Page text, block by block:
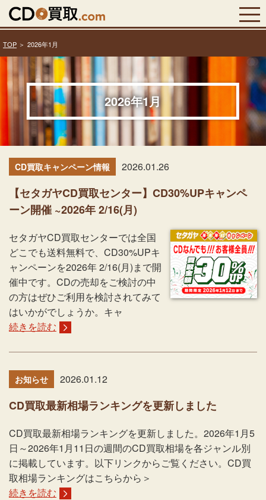
TOP 2026年1月
2026年1月
CD買取キャンペーン情報 2026.01.26
【セタガヤCD買取センター】CD30%UPキャンペ
ーン開催 ~2026年 2/16(月)
セタガヤCD買取センターでは全国
どこでも送料無料で、CD30%UPキ
ャンペーンを2026年 2/16(月)まで開
催中です。CDの売却をご検討の中
の方はぜひご利用を検討されてみて
はいかがでしょうか。キャ
続きを読む
お知らせ 2026.01.12
CD買取最新相場ランキングを更新しました
CD買取最新相場ランキングを更新しました。2026年1月5
日～2026年1月11日の週間のCD買取相場を各ジャンル別
に掲載しています。以下リンクからご覧ください。CD買
取相場ランキングはこちらから＞
続きを読む